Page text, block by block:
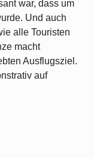
war, dass um
Und auch
alle Touristen
macht
Ausflugsziel.
auf